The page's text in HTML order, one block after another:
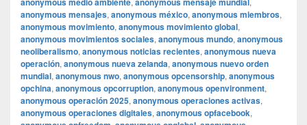
anonymous mensajes, anonymous méxico, anonymous miembros,
anonymous movimiento, anonymous movimiento global,
anonymous movimientos sociales, anonymous mundo, anonymous
neoliberalismo, anonymous noticias recientes, anonymous nueva
operación, anonymous nueva zelanda, anonymous nuevo orden
mundial, anonymous nwo, anonymous opcensorship, anonymous
opchina, anonymous opcorruption, anonymous openvironment,
anonymous operación 2025, anonymous operaciones activas,
anonymous operaciones digitales, anonymous opfacebook,